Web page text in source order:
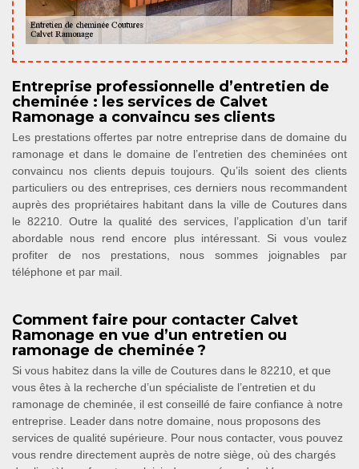
Entreprise professionnelle d’entretien de
cheminée : les services de Calvet
Ramonage a convaincu ses clients
Les prestations offertes par notre entreprise dans de domaine du
ramonage et dans le domaine de l’entretien des cheminées ont
convaincu nos clients depuis toujours. Qu’ils soient des clients
particuliers ou des entreprises, ces derniers nous recommandent
auprès des propriétaires habitant dans la ville de Coutures dans
le 82210. Outre la qualité des services, l’application d’un tarif
abordable nous rend encore plus intéressant. Si vous voulez
profiter de nos prestations, nous sommes joignables par
téléphone et par mail.
Comment faire pour contacter Calvet
Ramonage en vue d’un entretien ou
ramonage de cheminée ?
Si vous habitez dans la ville de Coutures dans le 82210, et que
vous êtes à la recherche d’un spécialiste de l’entretien et du
ramonage de cheminée, il est conseillé de faire confiance à notre
entreprise. Leader dans notre domaine, nous proposons des
services de qualité supérieure. Pour nous contacter, vous pouvez
vous rendre directement auprès de notre siège, où des chargés